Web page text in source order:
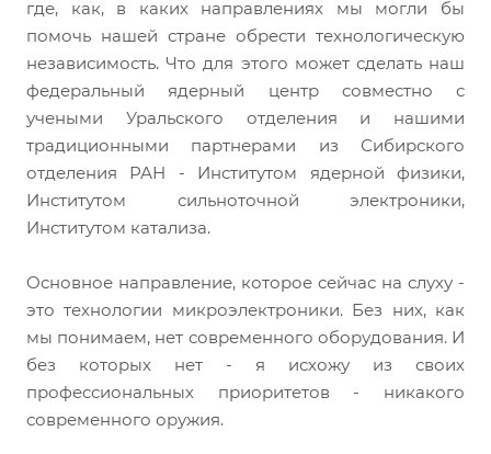
где, как, в каких направлениях мы могли бы
помочь нашей стране обрести технологическую
независимость. Что для этого может сделать наш
федеральный ядерный центр совместно с
учеными Уральского отделения и нашими
традиционными партнерами из Сибирского
отделения РАН - Институтом ядерной физики,
Институтом сильноточной электроники,
Институтом катализа.
Основное направление, которое сейчас на слуху -
это технологии микроэлектроники. Без них, как
мы понимаем, нет современного оборудования. И
без которых нет - я исхожу из своих
профессиональных приоритетов - никакого
современного оружия.